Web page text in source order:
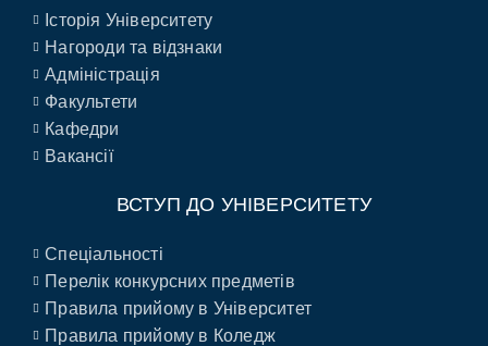
Історія Університету
Нагороди та відзнаки
Адміністрація
Факультети
Кафедри
Вакансії
ВСТУП ДО УНІВЕРСИТЕТУ
Спеціальності
Перелік конкурсних предметів
Правила прийому в Університет
Правила прийому в Коледж